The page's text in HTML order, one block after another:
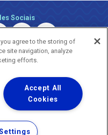
Sociais
- Todos os Direitos Reservados.
a vida
Sites e Aplicativos
agree to the storing of
site navigation, analyze
efforts.
Accept All
Cookies